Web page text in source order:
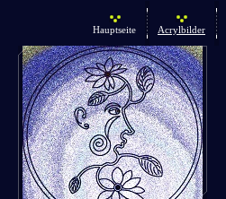
Hauptseite Acrylbilder